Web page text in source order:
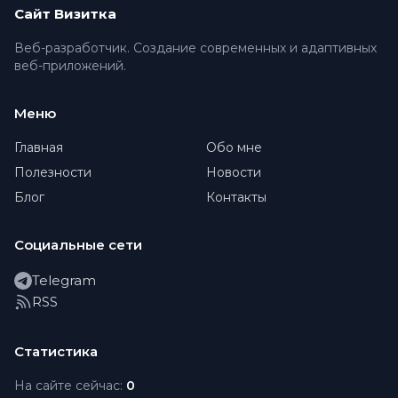
Сайт Визитка
Веб-разработчик. Создание современных и адаптивных
веб-приложений.
Меню
Главная
Обо мне
Полезности
Новости
Блог
Контакты
Социальные сети
Telegram
RSS
Статистика
На сайте сейчас: 0